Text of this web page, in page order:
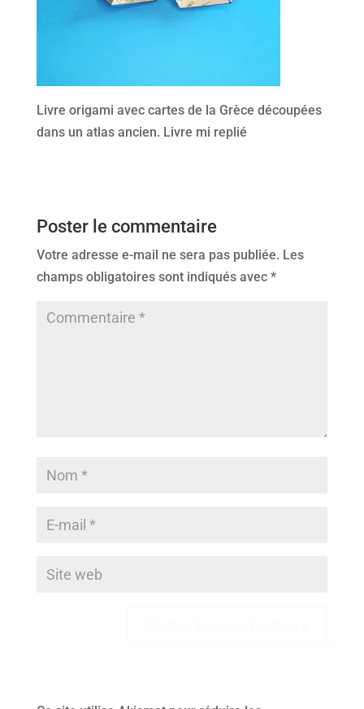
Livre origami avec cartes de la Grèce découpées
dans un atlas ancien. Livre mi replié
Poster le commentaire
Votre adresse e-mail ne sera pas publiée. Les
champs obligatoires sont indiqués avec *